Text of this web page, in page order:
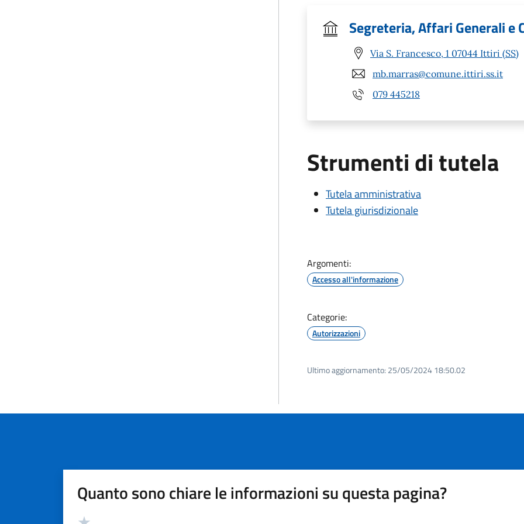
Segreteria, Affari Generali e
Via S. Francesco, 1 07044 Ittiri (SS)
mb.marras@comune.ittiri.ss.it
079 445218
Strumenti di tutela
Tutela amministrativa
Tutela giurisdizionale
Argomenti:
Accesso all'informazione
Categorie:
Autorizzazioni
Ultimo aggiornamento: 25/05/2024 18:50.02
Quanto sono chiare le informazioni su questa pagina?
Valutazione